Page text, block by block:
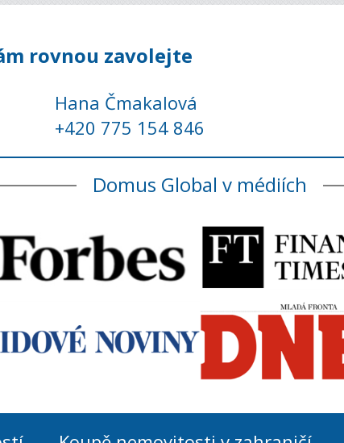
rovnou zavolejte
Hana Čmakalová
+420 775 154 846
Domus Global v médiích